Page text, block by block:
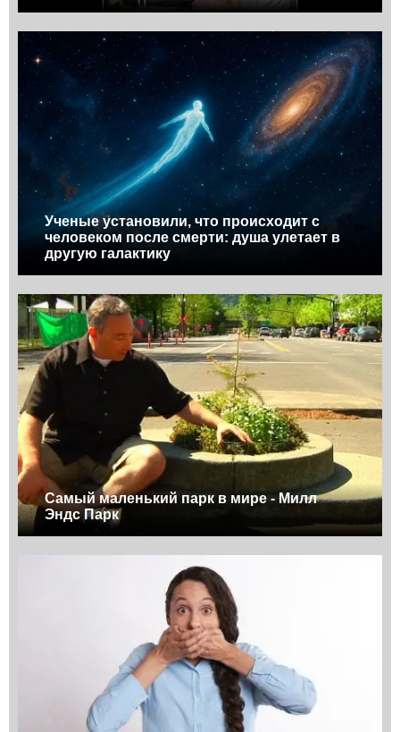
Ученые установили, что происходит с
человеком после смерти: душа улетает в
другую галактику
Самый маленький парк в мире - Милл
Эндс Парк